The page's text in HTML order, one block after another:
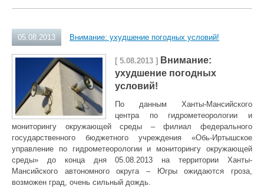
05.08.2013 Внимание: ухудшение погодных условий!
[ 5.08.2013 ] Внимание:
ухудшение погодных
условий!
По данным Ханты-Мансийского
центра по гидрометеорологии и
мониторингу окружающей среды – филиал федерального
государственного бюджетного учреждения «Обь-Иртышское
управление по гидрометеорологии и мониторингу окружающей
среды» до конца дня 05.08.2013 на территории Ханты-
Мансийского автономного округа – Югры ожидаются гроза,
возможен град, очень сильный дождь.